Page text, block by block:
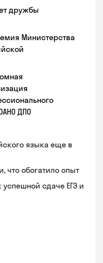
дружбы
Министерства
ДПО
языка еще в
что обогатило опыт
успешной сдаче ЕГЭ и